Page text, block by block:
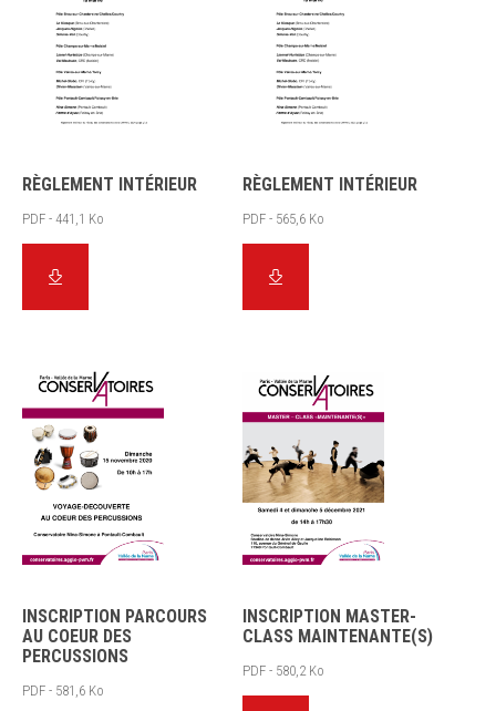
RÈGLEMENT INTÉRIEUR
PDF - 441,1 Ko
RÈGLEMENT INTÉRIEUR
PDF - 565,6 Ko
INSCRIPTION PARCOURS
AU COEUR DES
PERCUSSIONS
PDF - 581,6 Ko
INSCRIPTION MASTER-
CLASS MAINTENANTE(S)
PDF - 580,2 Ko